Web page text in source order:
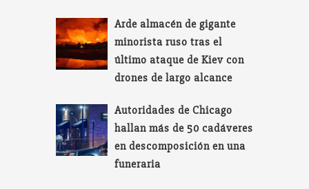
Arde almacén de gigante
minorista ruso tras el
último ataque de Kiev con
drones de largo alcance
Autoridades de Chicago
hallan más de 50 cadáveres
en descomposición en una
funeraria